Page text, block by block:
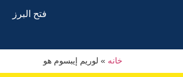
فتح البرز
خانه » لوريم إيبسوم هو